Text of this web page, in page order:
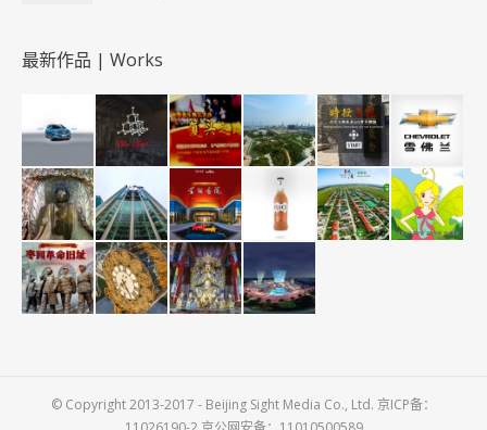
最新作品 | Works
© Copyright 2013-2017 - Beijing Sight Media Co., Ltd. 京ICP备：